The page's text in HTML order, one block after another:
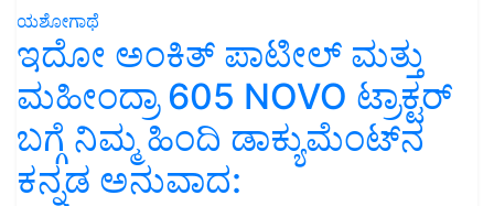
ಯಶೋಗಾಥೆ
ಇದೋ ಅಂಕಿತ್ ಪಾಟೀಲ್ ಮತ್ತು
ಮಹೀಂದ್ರಾ 605 NOVO ಟ್ರಾಕ್ಟರ್
ಬಗ್ಗೆ ನಿಮ್ಮ ಹಿಂದಿ ಡಾಕ್ಯುಮೆಂಟ್‌ನ
ಕನ್ನಡ ಅನುವಾದ: